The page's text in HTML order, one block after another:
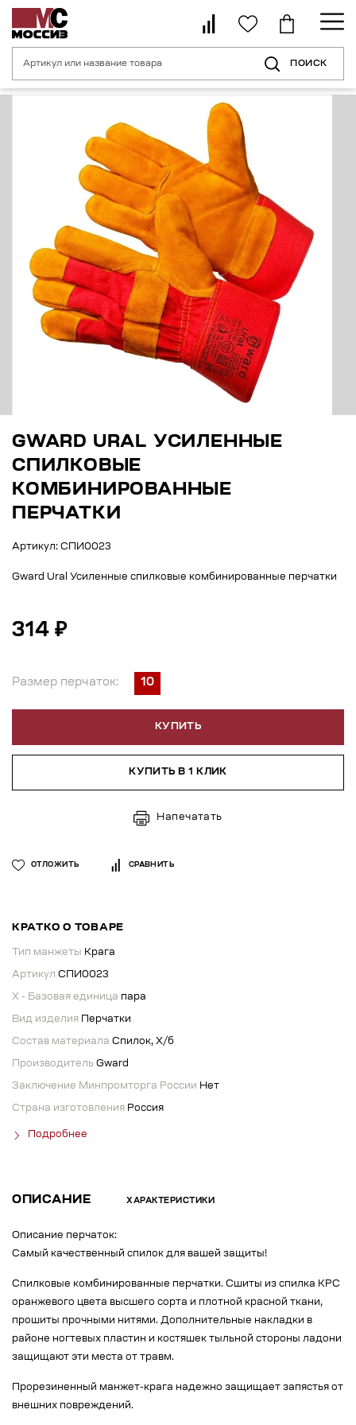
ПОИСК
Главная страница Средства индивидуальной защиты рук
GWARD URAL УСИЛЕННЫЕ
СПИЛКОВЫЕ
КОМБИНИРОВАННЫЕ
ПЕРЧАТКИ
Артикул: СПИ0023
Gward Ural Усиленные спилковые комбинированные перчатки
314 ₽
Размер перчаток: 10
КУПИТЬ
КУПИТЬ В 1 КЛИК
Напечатать
ОТЛОЖИТЬ СРАВНИТЬ
КРАТКО О ТОВАРЕ
Тип манжеты Крага
Артикул СПИ0023
X - Базовая единица пара
Вид изделия Перчатки
Состав материала Спилок, Х/б
Производитель Gward
Заключение Минпромторга России Нет
Страна изготовления Россия
Подробнее
ОПИСАНИЕ ХАРАКТЕРИСТИКИ
Описание перчаток:
Самый качественный спилок для вашей защиты!
Спилковые комбинированные перчатки. Сшиты из спилка КРС
оранжевого цвета высшего сорта и плотной красной ткани,
прошиты прочными нитями. Дополнительные накладки в
районе ногтевых пластин и костяшек тыльной стороны ладони
защищают эти места от травм.
Прорезиненный манжет-крага надежно защищает запястья от
внешних повреждений.